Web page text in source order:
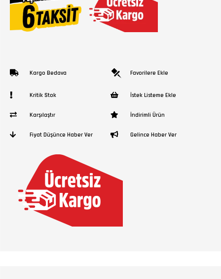
Kargo Bedava Favorilere Ekle
Kritik Stok İstek Listeme Ekle
Karşılaştır İndirimli Ürün
Fiyat Düşünce Haber Ver Gelince Haber Ver